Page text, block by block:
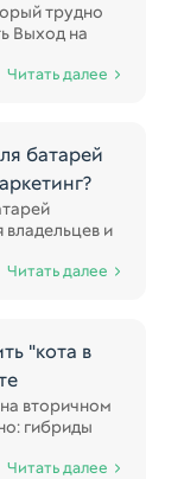
трудно
Выход на
Читать далее
батарей
владельцев и
Читать далее
"кота в
вторичном
гибриды
Читать далее